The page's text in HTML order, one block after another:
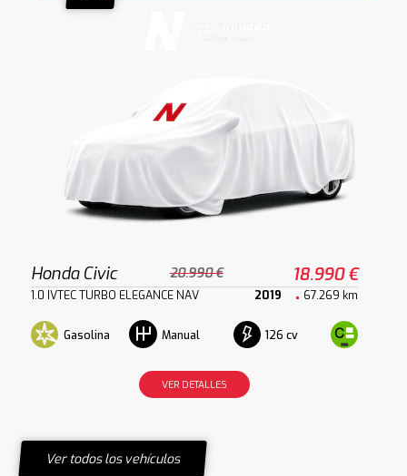
Honda Civic 20.990 € 18.990 €
1.0 IVTEC TURBO ELEGANCE NAV 2019 67.269 km
Gasolina Manual 126 cv
VER DETALLES
Ver todos los vehículos